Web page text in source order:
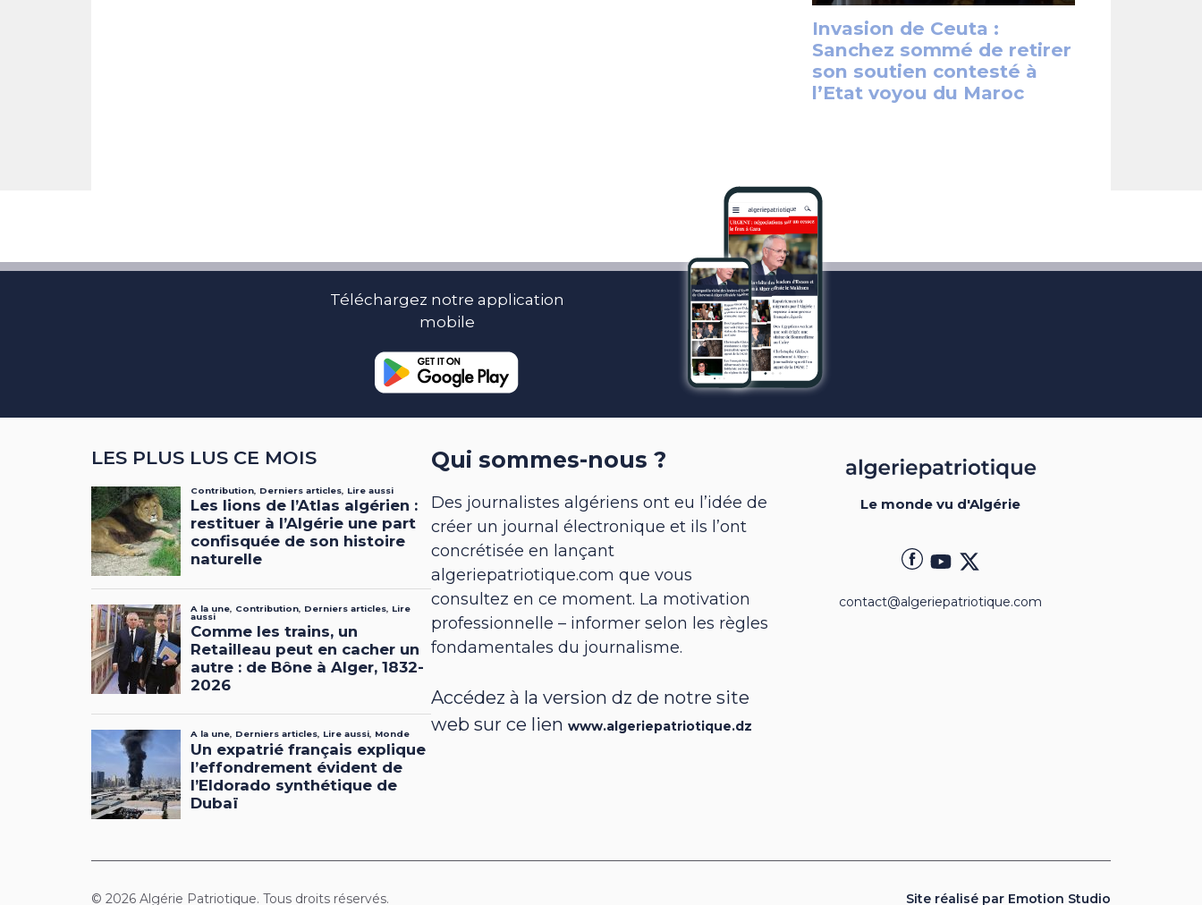
Téléchargez notre application
mobile
LES PLUS LUS CE MOIS Qui sommes-nous ?
Des journalistes algériens ont eu l’idée de
créer un journal électronique et ils l’ont
concrétisée en lançant
algeriepatriotique.com que vous
consultez en ce moment. La motivation
professionnelle – informer selon les règles
fondamentales du journalisme.
Accédez à la version dz de notre site
web sur ce lienwww.algeriepatriotique.dz
Le monde vu d'Algérie
contact@algeriepatriotique.com
© 2026 Algérie Patriotique. Tous droits réservés. Site réalisé par Emotion Studio